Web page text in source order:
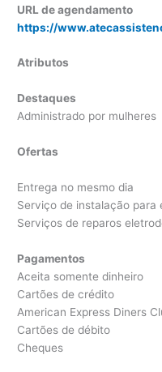
URL de agendamento
https://
Atributos
Destaques
Administrado por mulheres
Ofertas
Entrega no mesmo dia
Serviço de instalação para
Serviços de reparos
Pagamentos
Aceita somente dinheiro
Cartões de crédito
American Express Diners
Cartões de débito
Cheques